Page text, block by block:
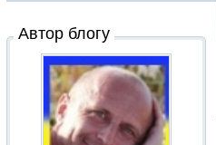
Автор блогу